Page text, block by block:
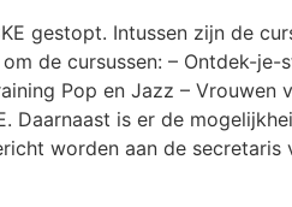
gestopt. Intussen zijn de
de cursussen: – Ontdek-
Pop en Jazz –
Daarnaast is er de
worden aan de secretaris